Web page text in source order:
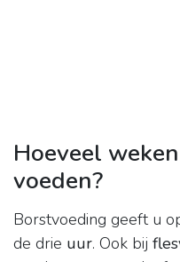
Hoeveel
voeden?
Borstvoeding geeft u
de drie uur. Ook bij